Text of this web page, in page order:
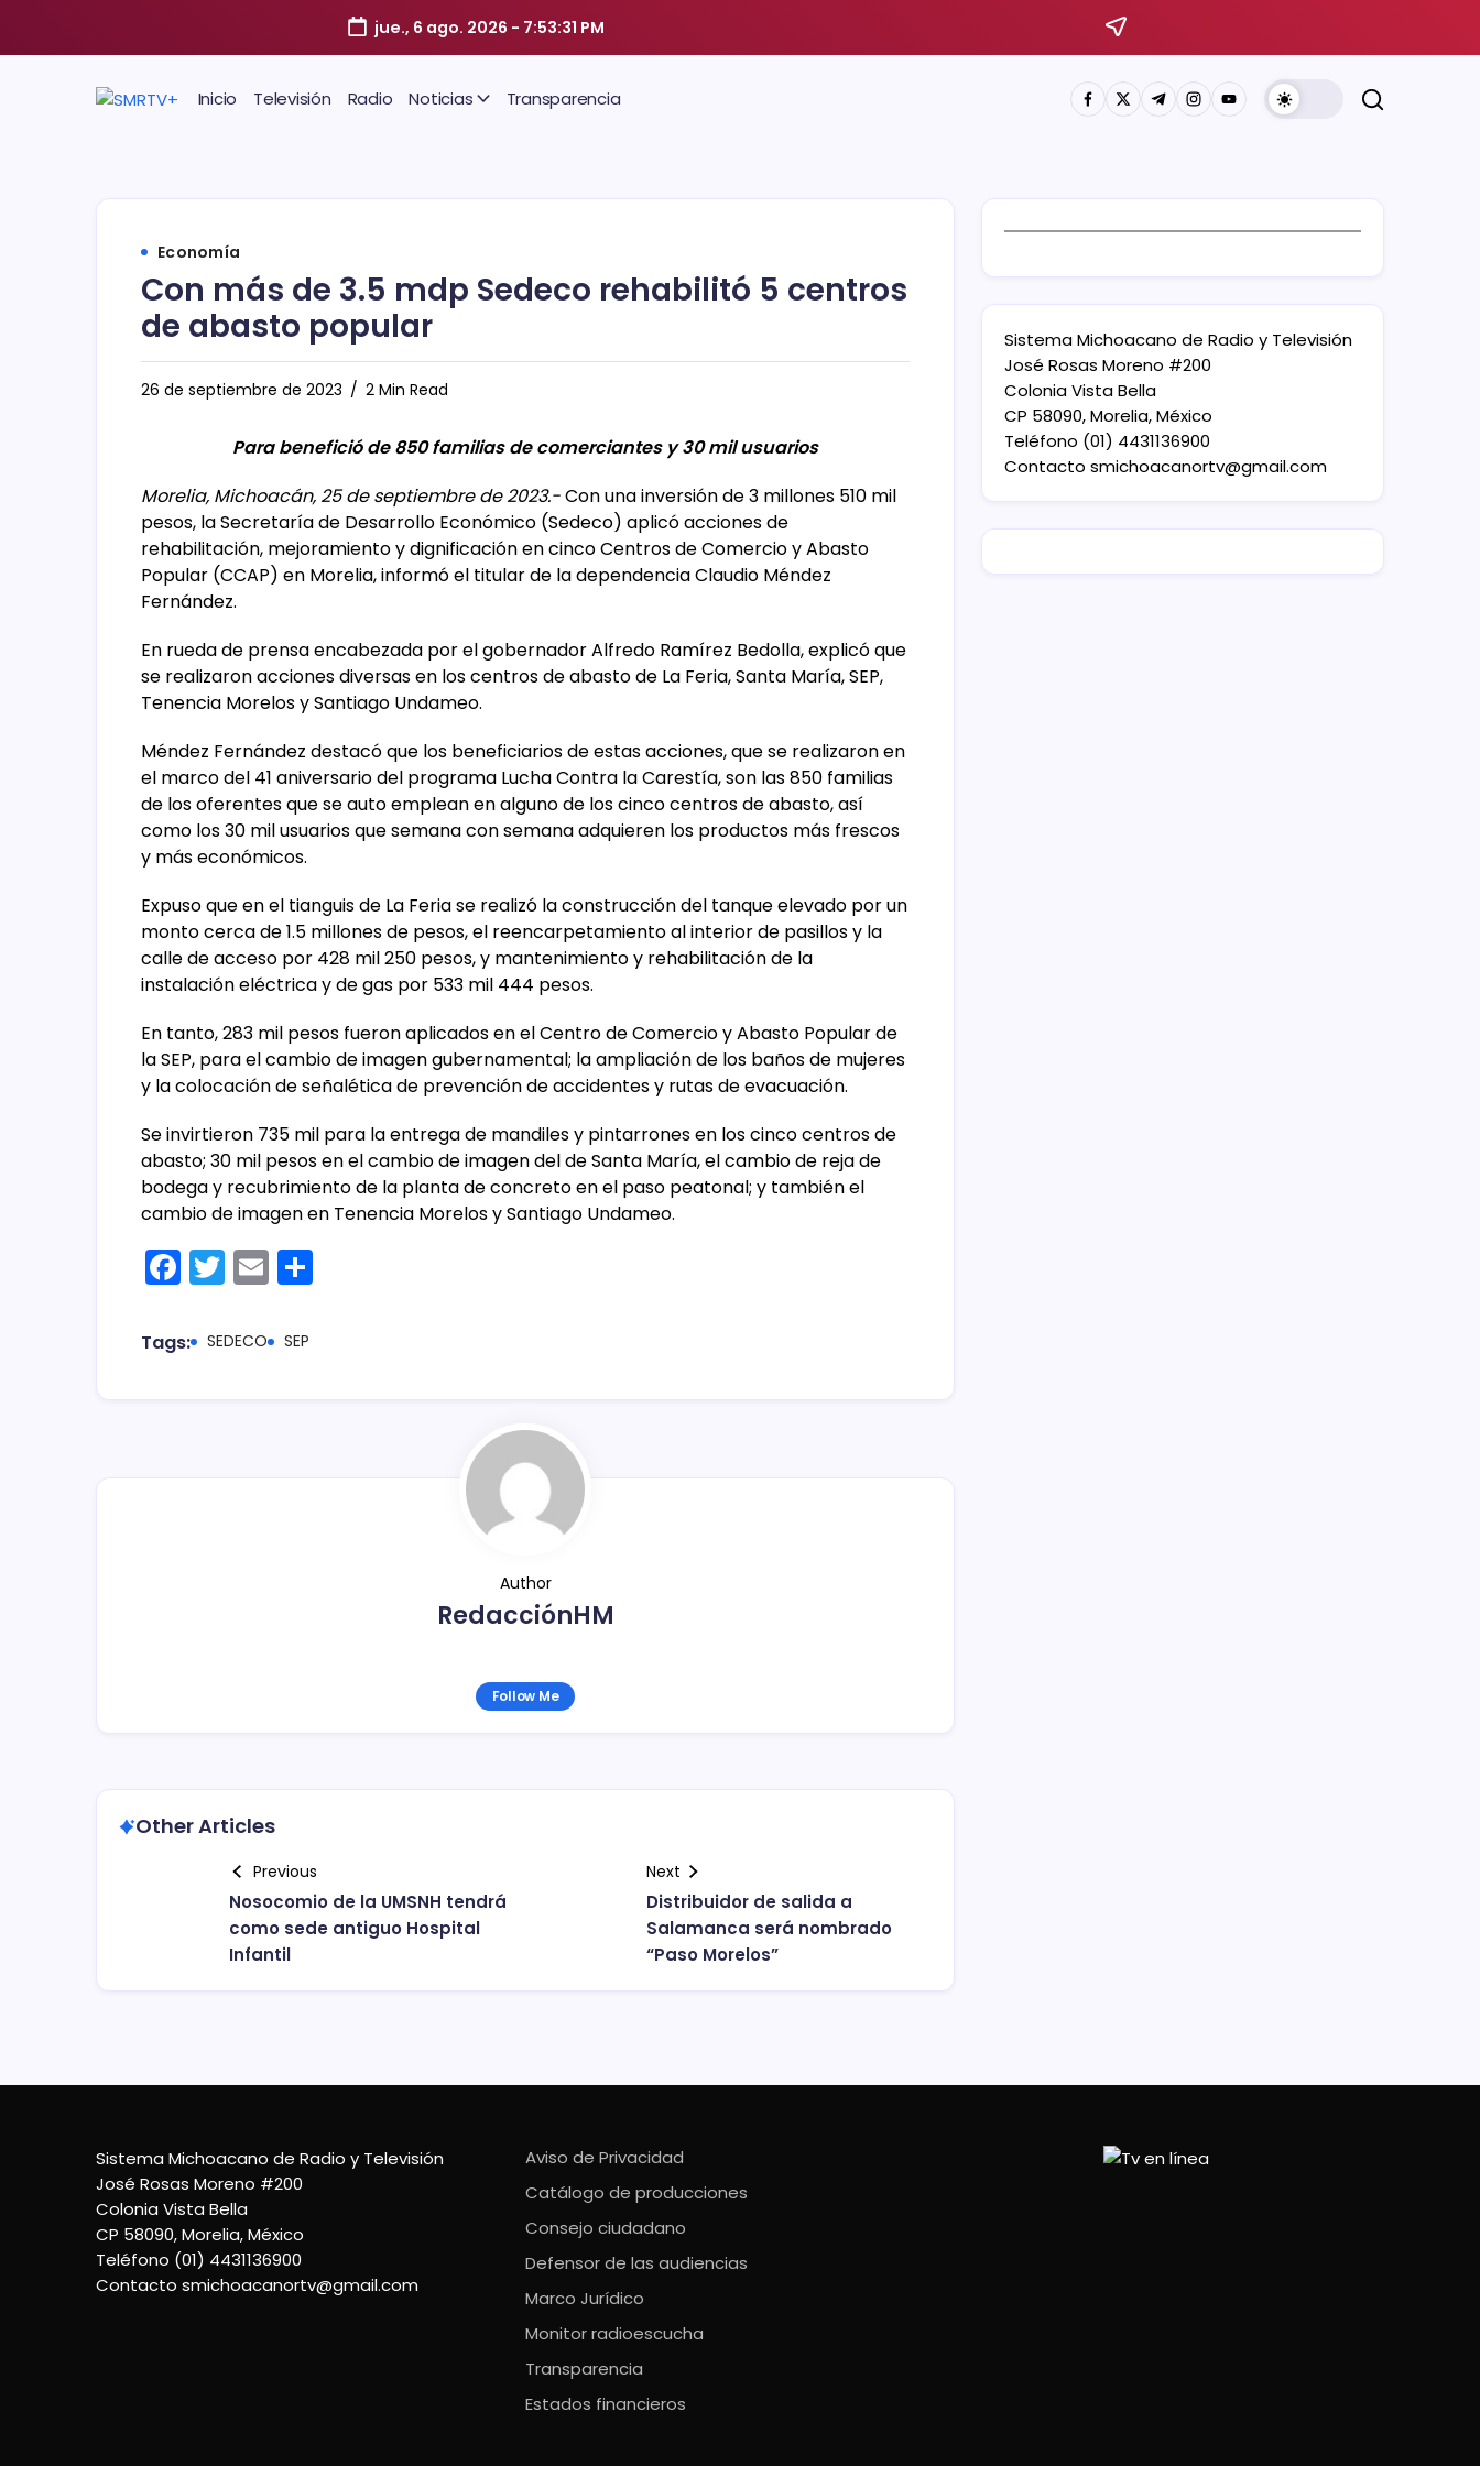
jue., 6 ago. 2026- 7:53:32 PM
Inicio Televisión Radio Noticias Transparencia
Economía
Con más de 3.5 mdp Sedeco rehabilitó 5 centros
de abasto popular
26 de septiembre de 2023 2 Min Read
Para benefició de 850 familias de comerciantes y 30 mil usuarios
Morelia, Michoacán, 25 de septiembre de 2023.-Con una inversión de 3 millones 510 mil
pesos, la Secretaría de Desarrollo Económico (Sedeco) aplicó acciones de
rehabilitación, mejoramiento y dignificación en cinco Centros de Comercio y Abasto
Popular (CCAP) en Morelia, informó el titular de la dependencia Claudio Méndez
Fernández.
En rueda de prensa encabezada por el gobernador Alfredo Ramírez Bedolla, explicó que
se realizaron acciones diversas en los centros de abasto de La Feria, Santa María, SEP,
Tenencia Morelos y Santiago Undameo.
Méndez Fernández destacó que los beneficiarios de estas acciones, que se realizaron en
el marco del 41 aniversario del programa Lucha Contra la Carestía, son las 850 familias
de los oferentes que se auto emplean en alguno de los cinco centros de abasto, así
como los 30 mil usuarios que semana con semana adquieren los productos más frescos
y más económicos.
Expuso que en el tianguis de La Feria se realizó la construcción del tanque elevado por un
monto cerca de 1.5 millones de pesos, el reencarpetamiento al interior de pasillos y la
calle de acceso por 428 mil 250 pesos, y mantenimiento y rehabilitación de la
instalación eléctrica y de gas por 533 mil 444 pesos.
En tanto, 283 mil pesos fueron aplicados en el Centro de Comercio y Abasto Popular de
la SEP, para el cambio de imagen gubernamental; la ampliación de los baños de mujeres
y la colocación de señalética de prevención de accidentes y rutas de evacuación.
Se invirtieron 735 mil para la entrega de mandiles y pintarrones en los cinco centros de
abasto; 30 mil pesos en el cambio de imagen del de Santa María, el cambio de reja de
bodega y recubrimiento de la planta de concreto en el paso peatonal; y también el
cambio de imagen en Tenencia Morelos y Santiago Undameo.
F
a
c
T
w
itt
E
m
ai
Tags: SEDECO SEP
Author
RedacciónHM
Follow Me
Other Articles
Previous
Nosocomio de la UMSNH tendrá
como sede antiguo Hospital
Infantil
Next
Distribuidor de salida a
Salamanca será nombrado
“Paso Morelos”
Sistema Michoacano de Radio y Televisión
José Rosas Moreno #200
Colonia Vista Bella
CP 58090, Morelia, México
Teléfono (01) 4431136900
Contacto smichoacanortv@gmail.com
Sistema Michoacano de Radio y Televisión
José Rosas Moreno #200
Colonia Vista Bella
CP 58090, Morelia, México
Teléfono (01) 4431136900
Contacto smichoacanortv@gmail.com
Aviso de Privacidad
Catálogo de producciones
Consejo ciudadano
Defensor de las audiencias
Marco Jurídico
Monitor radioescucha
Transparencia
Estados financieros